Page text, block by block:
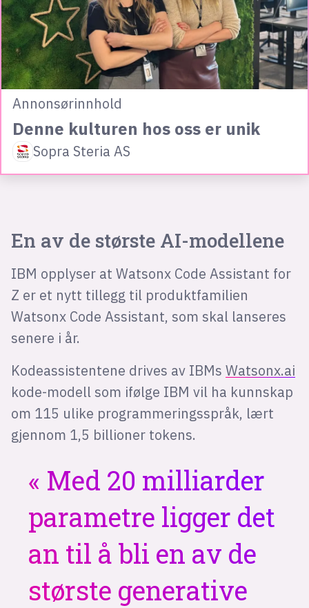
Annonsørinnhold
Denne kulturen hos oss er unik
Sopra Steria AS
En av de største AI-modellene
IBM opplyser at Watsonx Code Assistant for
Z er et nytt tillegg til produktfamilien
Watsonx Code Assistant, som skal lanseres
senere i år.
Kodeassistentene drives av IBMs Watsonx.ai
kode-modell som ifølge IBM vil ha kunnskap
om 115 ulike programmeringsspråk, lært
gjennom 1,5 billioner tokens.
Med 20 milliarder
parametre ligger det
an til å bli en av de
største generative